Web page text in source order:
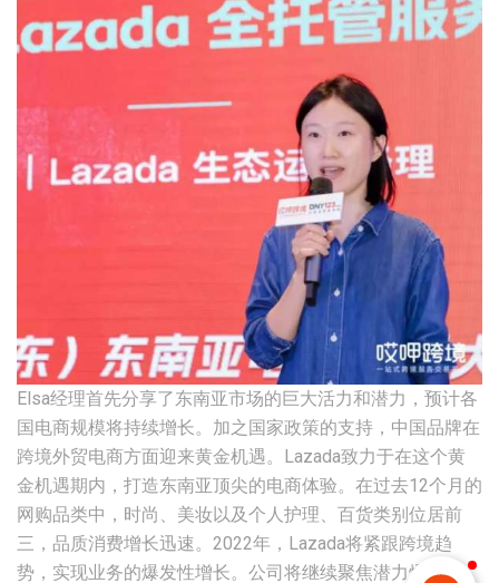
Elsa经理首先分享了东南亚市场的巨大活力和潜力，预计各
国电商规模将持续增长。加之国家政策的支持，中国品牌在
跨境外贸电商方面迎来黄金机遇。Lazada致力于在这个黄
金机遇期内，打造东南亚顶尖的电商体验。在过去12个月的
网购品类中，时尚、美妆以及个人护理、百货类别位居前
三，品质消费增长迅速。2022年，Lazada将紧跟跨境趋
势，实现业务的爆发性增长。公司将继续聚焦潜力爆款领